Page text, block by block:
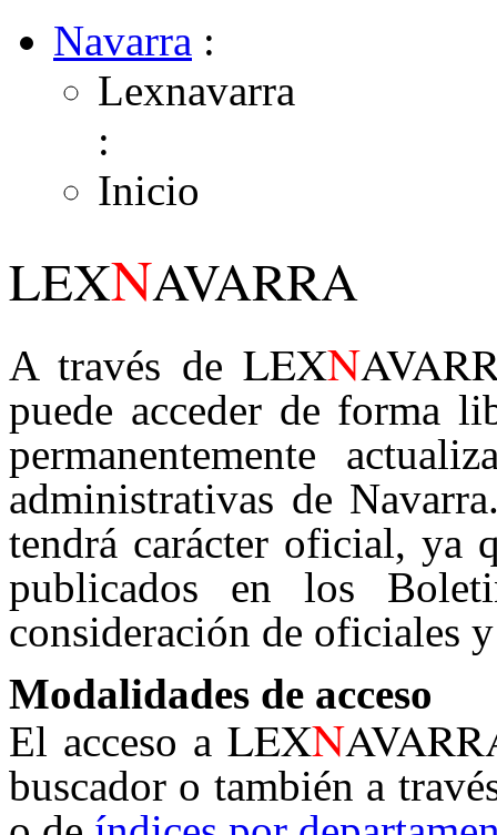
Navarra :
Lexnavarra
:
Inicio
LEXNAVARRA
A través de LEXN
puede acceder de forma
permanentemente
administrativas de
tendrá carácter oficial, ya
publicados en los
consideración de oficiales
Modalidades de acceso
El acceso aLEXN
buscador o también a